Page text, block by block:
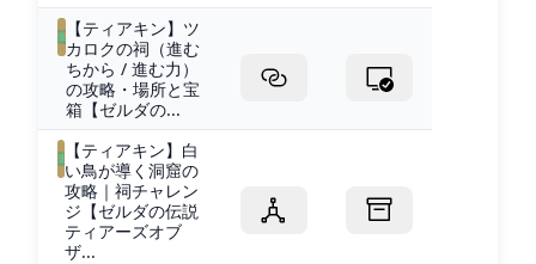
【ティアキン】ツ
カロクの祠（進む
ちから / 進む力）
の攻略・場所と宝
箱【ゼルダの...
【ティアキン】白
い鳥が導く洞窟の
攻略｜祠チャレン
ジ【ゼルダの伝説
ティアーズオブ
ザ...